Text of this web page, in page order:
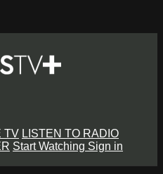
TV LISTEN TO RADIO
Start Watching Sign in